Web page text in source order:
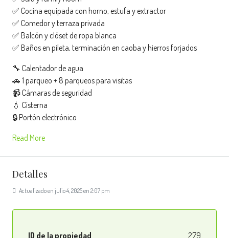
✅ Cocina equipada con horno, estufa y extractor
✅ Comedor y terraza privada
✅ Balcón y clóset de ropa blanca
✅ Baños en pileta, terminación en caoba y hierros forjados
🔧 Calentador de agua
🚗 1 parqueo + 8 parqueos para visitas
📹 Cámaras de seguridad
💧 Cisterna
🔒 Portón electrónico
Read More
Detalles
Actualizado en julio 4, 2025 en 2:07 pm
ID de la propiedad 279